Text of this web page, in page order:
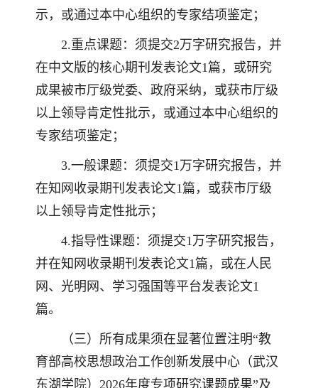
示，或通过本中心组织的专家结项鉴定；
2.重点课题：须提交2万字研究报告，并
在中文版的核心期刊发表论文1篇，或研究
成果被市厅级党委、政府采纳，或获市厅级
以上领导肯定性批示，或通过本中心组织的
专家结项鉴定；
3.一般课题：须提交1万字研究报告，并
在知网收录期刊发表论文1篇，或获市厅级
以上领导肯定性批示；
4.指导性课题：须提交1万字研究报告，
并在知网收录期刊发表论文1篇，或在人民
网、光明网、学习强国等平台发表论文1
篇。
（三）所有成果须在显著位置注明“教
育部高校思想政治工作创新发展中心（武汉
东湖学院）2026年度专项研究课题成果”及